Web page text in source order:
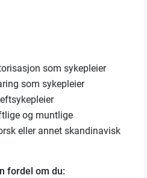
som sykepleier
som sykepleier
og muntlige
eller annet skandinavisk
fordel om du: